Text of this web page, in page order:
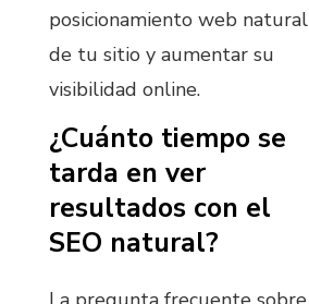
posicionamiento web natural
de tu sitio y aumentar su
visibilidad online.
¿Cuánto tiempo se
tarda en ver
resultados con el
SEO natural?